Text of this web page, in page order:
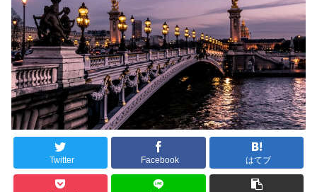
Twitter Facebook はてブ